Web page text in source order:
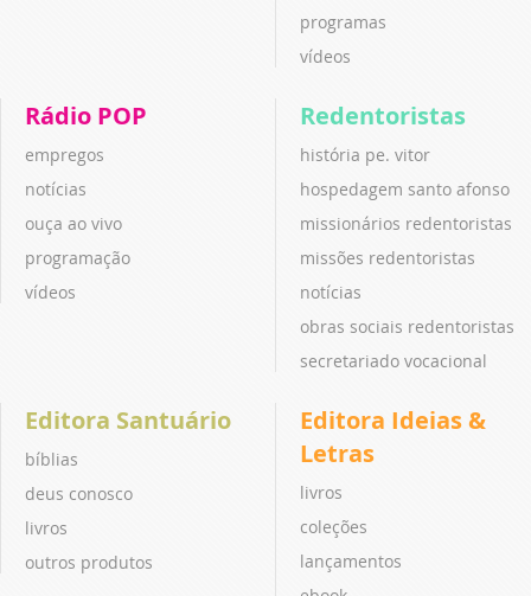
programas
vídeos
Rádio POP
empregos
notícias
ouça ao vivo
programação
vídeos
Redentoristas
história pe. vitor
hospedagem santo afonso
missionários redentoristas
missões redentoristas
notícias
obras sociais redentoristas
secretariado vocacional
Editora Santuário
bíblias
deus conosco
livros
outros produtos
Editora Ideias &
Letras
livros
coleções
lançamentos